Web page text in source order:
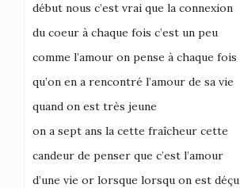
début nous c’est vrai que la connexion
du coeur à chaque fois c’est un peu
comme l’amour on pense à chaque fois
qu’on en a rencontré l’amour de sa vie
quand on est très jeune
on a sept ans la cette fraîcheur cette
candeur de penser que c’est l’amour
d’une vie or lorsque lorsqu on est déçu